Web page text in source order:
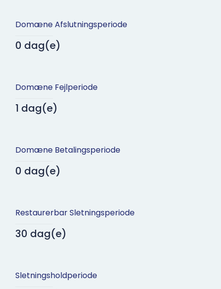
Domæne Afslutningsperiode
0 dag(e)
Domæne Fejlperiode
1 dag(e)
Domæne Betalingsperiode
0 dag(e)
Restaurerbar Sletningsperiode
30 dag(e)
Sletningsholdperiode